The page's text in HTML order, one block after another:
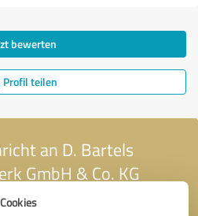
bewerten
Profil teilen
an D. Bartels
GmbH & Co. KG